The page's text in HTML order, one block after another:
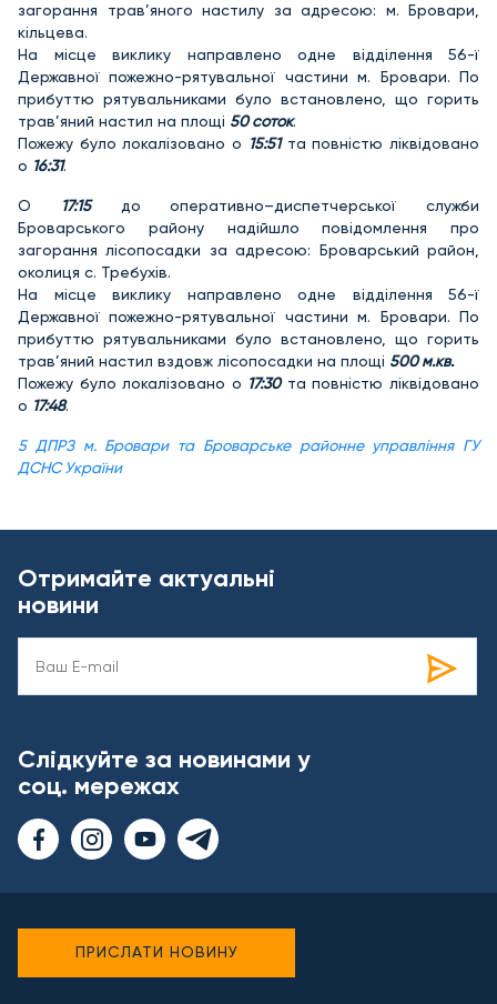
загорання трав’яного настилу за адресою: м. Бровари,
кільцева.
На місце виклику направлено одне відділення 56-ї
Державної пожежно-рятувальної частини м. Бровари. По
прибуттю рятувальниками було встановлено, що горить
трав’яний настил на площі 50 соток.
Пожежу було локалізовано о 15:51та повністю ліквідовано
о 16:31.
О 17:15до оперативно–диспетчерської служби
Броварського району надійшло повідомлення про
загорання лісопосадки за адресою: Броварський район,
околиця с. Требухів.
На місце виклику направлено одне відділення 56-ї
Державної пожежно-рятувальної частини м. Бровари. По
прибуттю рятувальниками було встановлено, що горить
трав’яний настил вздовж лісопосадки на площі 500 м.кв.
Пожежу було локалізовано о 17:30та повністю ліквідовано
о 17:48.
5 ДПРЗ м. Бровари та Броварське районне управління ГУ
ДСНС України
Отримайте актуальні
новини
Слідкуйте за новинами у
соц. мережах
ПРИСЛАТИ НОВИНУ